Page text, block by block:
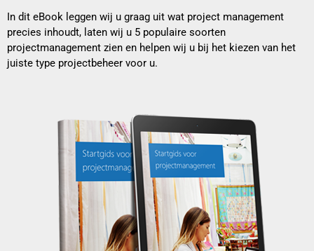
In dit eBook leggen wij u graag uit wat project management
precies inhoudt, laten wij u 5 populaire soorten
projectmanagement zien en helpen wij u bij het kiezen van het
juiste type projectbeheer voor u.